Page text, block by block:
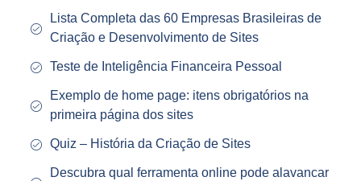
Lista Completa das 60 Empresas Brasileiras de
Criação e Desenvolvimento de Sites
Teste de Inteligência Financeira Pessoal
Exemplo de home page: itens obrigatórios na
primeira página dos sites
Quiz – História da Criação de Sites
Descubra qual ferramenta online pode alavancar